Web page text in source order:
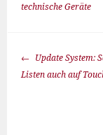
technische Geräte
Update System:
Listen auch auf